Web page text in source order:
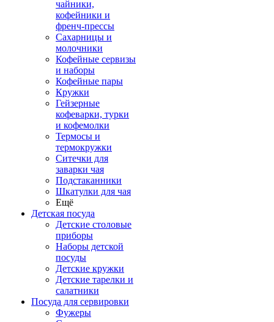
чайники,
кофейники и
френч-прессы
Сахарницы и
молочники
Кофейные сервизы
и наборы
Кофейные пары
Кружки
Гейзерные
кофеварки, турки
и кофемолки
Термосы и
термокружки
Ситечки для
заварки чая
Подстаканники
Шкатулки для чая
Ещё
Детская посуда
Детские столовые
приборы
Наборы детской
посуды
Детские кружки
Детские тарелки и
салатники
Посуда для сервировки
Фужеры